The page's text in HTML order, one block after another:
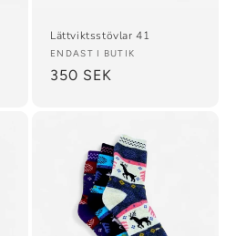
Lättviktsstövlar 41
Säljare:
ENDAST I BUTIK
Ordinarie
350 SEK